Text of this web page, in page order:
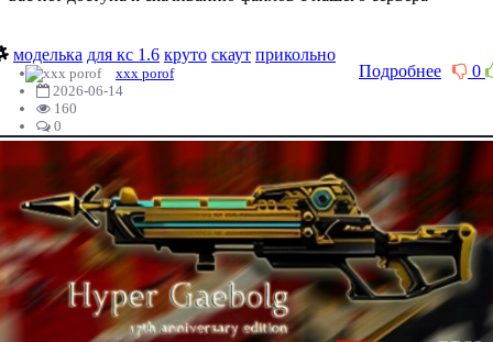
моделька для кс 1.6 круто скаут прикольно
0
Подробнее
xxx porof
2026-06-14
160
0